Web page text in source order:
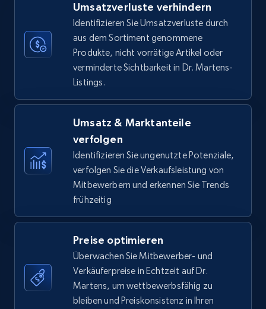
35.2K+ 5.7K+ Jetzt anfangen
Amazon products - find products by using
upc numbers
Title, Seller name, Brand, Description, Initial
price, Currency, Availability, Reviews count, and
35.2K+ Jetzt anfangen
Amazon Reviews
URL, Product name, Product rating, Product
rating object, Product rating max, Rating,
Author name, Asin, and more.
870+ Jetzt anfangen
Umsatzverluste verhindern
Identifizieren Sie Umsatzverluste durch
aus dem Sortiment genommene
Produkte, nicht vorrätige Artikel oder
verminderte Sichtbarkeit in Dr. Martens-
Listings.
Umsatz & Marktanteile
verfolgen
Identifizieren Sie ungenutzte Potenziale,
verfolgen Sie die Verkaufsleistung von
Mitbewerbern und erkennen Sie Trends
frühzeitig
Preise optimieren
Überwachen Sie Mitbewerber- und
Verkäuferpreise in Echtzeit auf Dr.
Martens, um wettbewerbsfähig zu
bleiben und Preiskonsistenz in Ihren